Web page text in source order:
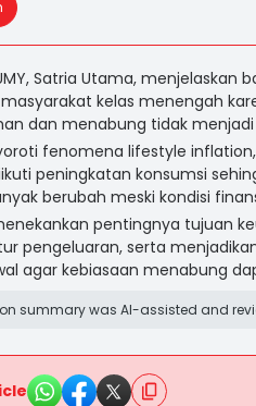
Satria Utama, menjelaskan
kelas menengah
dan menabung tidak
fenomena lifestyle
peningkatan konsumsi
berubah meski kondisi
pentingnya tujuan
pengeluaran, serta
agar kebiasaan menabung
summary was AI-assisted and